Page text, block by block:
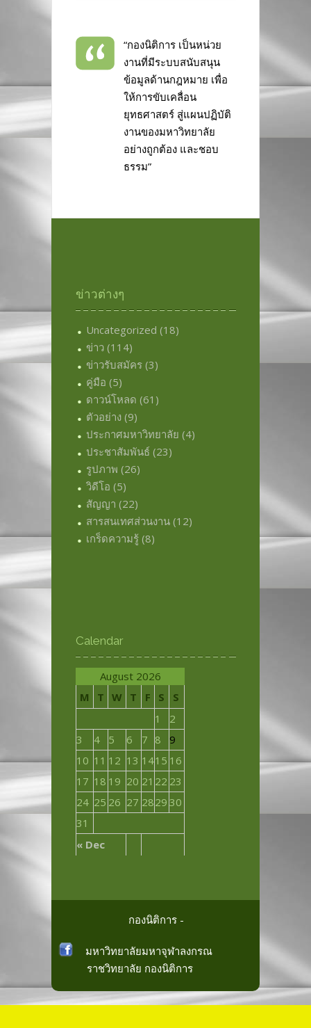
“กองนิติการ เป็นหน่วย
งานที่มีระบบสนับสนุน
ข้อมูลด้านกฎหมาย เพื่อ
ให้การขับเคลื่อน
ยุทธศาสตร์ สู่แผนปฏิบัติ
งานของมหาวิทยาลัย
อย่างถูกต้อง และชอบ
ธรรม”
ข่าวต่างๆ
Uncategorized (18)
ข่าว (114)
ข่าวรับสมัคร (3)
คู่มือ (5)
ดาวน์โหลด (61)
ตัวอย่าง (9)
ประกาศมหาวิทยาลัย (4)
ประชาสัมพันธ์ (23)
รูปภาพ (26)
วิดีโอ (5)
สัญญา (22)
สารสนเทศส่วนงาน (12)
เกร็ดความรู้ (8)
Calendar
August 2026
M
T W T F S S
« Dec
1
2
3
4 5 6 7 8
9
10 11 12 13 1415 16
17 18 19 20 21 22 23
24 25 26 27 2829 30
31
กองนิติการ -
มหาวิทยาลัยมหาจุฬาลงกรณ
ราชวิทยาลัย กองนิติการ